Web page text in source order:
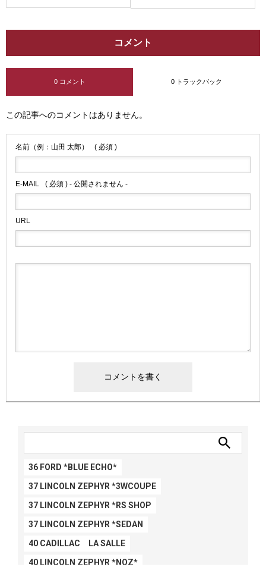
コメント
0 コメント 0 トラックバック
この記事へのコメントはありません。
名前（例：山田 太郎） ( 必須 )
E-MAIL ( 必須 ) - 公開されません -
URL
36 FORD *BLUE ECHO*
37 LINCOLN ZEPHYR *3WCOUPE
37 LINCOLN ZEPHYR *RS SHOP
37 LINCOLN ZEPHYR *SEDAN
40 CADILLAC LA SALLE
40 LINCOLN ZEPHYR *NOZ*